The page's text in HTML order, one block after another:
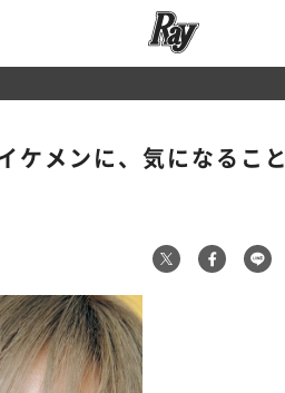
ケメンに、気になること